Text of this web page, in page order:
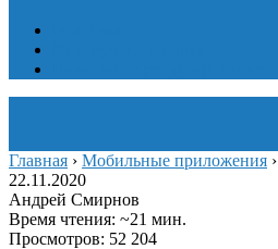
Главная › Мобильные приложения ›
22.11.2020
Андрей Смирнов
Время чтения: ~21 мин.
Просмотров: 52 204